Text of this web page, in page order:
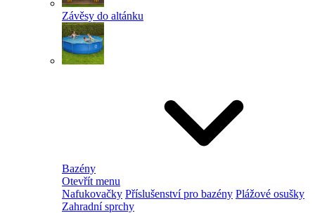
Závěsy do altánku
Bazény
Otevřít menu
Nafukovačky Příslušenství pro bazény Plážové osušky
Zahradní sprchy